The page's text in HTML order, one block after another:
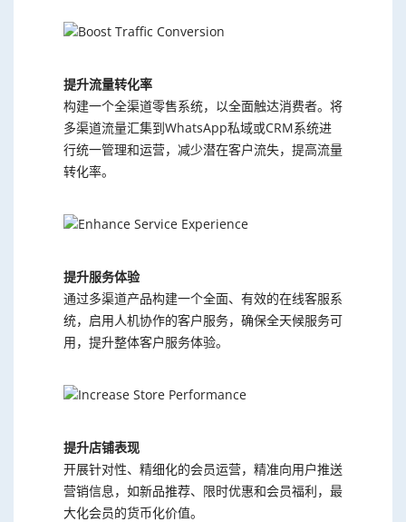
提升流量转化率
构建一个全渠道零售系统，以全面触达消费者。将
多渠道流量汇集到WhatsApp私域或CRM系统进
行统一管理和运营，减少潜在客户流失，提高流量
转化率。
提升服务体验
通过多渠道产品构建一个全面、有效的在线客服系
统，启用人机协作的客户服务，确保全天候服务可
用，提升整体客户服务体验。
提升店铺表现
开展针对性、精细化的会员运营，精准向用户推送
营销信息，如新品推荐、限时优惠和会员福利，最
大化会员的货币化价值。